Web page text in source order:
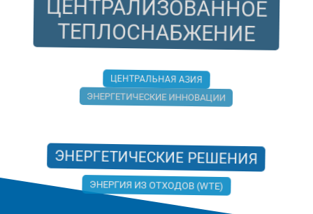
ЦЕНТРАЛИЗОВАННОЕ
ТЕПЛОСНАБЖЕНИЕ
ЦЕНТРАЛЬНАЯ АЗИЯ
ЭНЕРГЕТИЧЕСКИЕ ИННОВАЦИИ
ЭНЕРГЕТИЧЕСКИЕ РЕШЕНИЯ
ЭНЕРГИЯ ИЗ ОТХОДОВ (WTE)